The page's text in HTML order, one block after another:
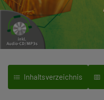
Inhaltsverzeichnis